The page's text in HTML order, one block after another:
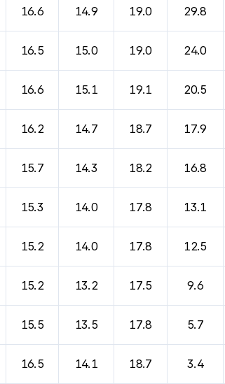
16.6 14.9 19.0 29.8
16.5 15.0 19.0 24.0
16.6 15.1 19.1 20.5
16.2 14.7 18.7 17.9
15.7 14.3 18.2 16.8
15.3 14.0 17.8 13.1
15.2 14.0 17.8 12.5
15.2 13.2 17.5 9.6
15.5 13.5 17.8 5.7
16.5 14.1 18.7 3.4